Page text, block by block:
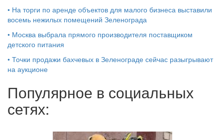
• На торги по аренде объектов для малого бизнеса выставили
восемь нежилых помещений Зеленограда
• Москва выбрала прямого производителя поставщиком
детского питания
• Точки продажи бахчевых в Зеленограде сейчас разыгрывают
на аукционе
Популярное в социальных
сетях: